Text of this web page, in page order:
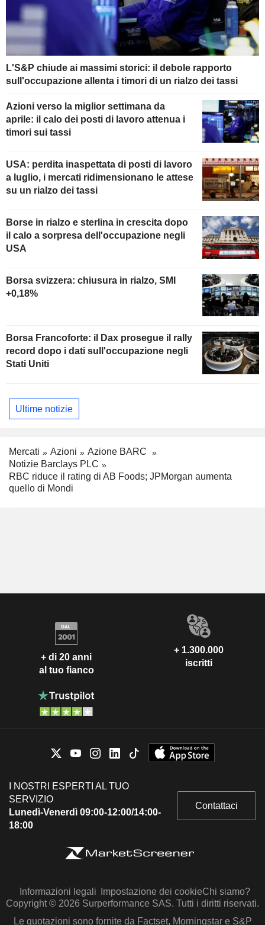
L'S&P chiude ai massimi storici: il debole rapporto
sull'occupazione allenta i timori di un rialzo dei tassi
Azioni verso la miglior settimana da
aprile: il calo dei posti di lavoro attenua i
timori sui tassi
USA: perdita inaspettata di posti di lavoro
a luglio, i mercati ridimensionano le attese
su un rialzo dei tassi
Borse in rialzo e sterlina in crescita dopo
il calo a sorpresa dell'occupazione negli
USA
Borsa svizzera: chiusura in rialzo, SMI
+0,18%
Borsa Francoforte: il Dax prosegue il rally
record dopo i dati sull'occupazione negli
Stati Uniti
Ultime notizie
Mercati Azioni
Azione BARC
Notizie Barclays PLC
RBC riduce il rating di AB Foods; JPMorgan aumenta
quello di Mondi
+ di 20 anni
al tuo fianco
+ 1.300.000
iscritti
I NOSTRI ESPERTI AL TUO
SERVIZIO
Lunedì-Venerdì 09:00-12:00/14:00-
18:00
Contattaci
Informazioni legali Impostazione dei cookieChi siamo?
Copyright © 2026 Surperformance SAS. Tutti i diritti riservati.
Le quotazioni sono fornite da Factset, Morningstar e S&P